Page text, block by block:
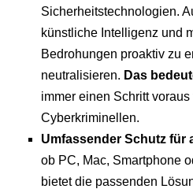
Sicherheitstechnologien.
künstliche Intelligenz und
Bedrohungen proaktiv zu
neutralisieren. Das
immer einen Schritt voraus
Cyberkriminellen.
Umfassender Schutz für
ob PC, Mac, Smartphone
bietet die passenden